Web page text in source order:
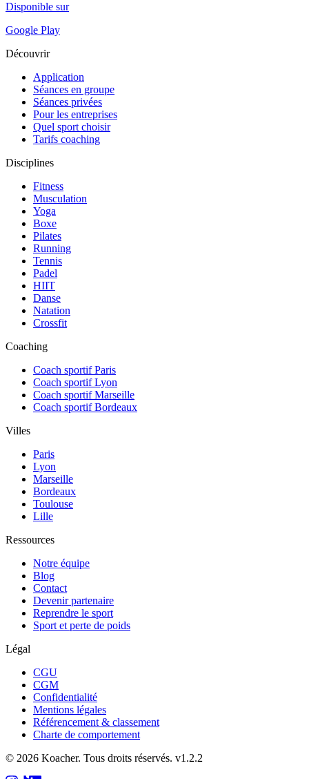
Disponible sur
Google Play
Découvrir
Application
Séances en groupe
Séances privées
Pour les entreprises
Quel sport choisir
Tarifs coaching
Disciplines
Fitness
Musculation
Yoga
Boxe
Pilates
Running
Tennis
Padel
HIIT
Danse
Natation
Crossfit
Coaching
Coach sportif Paris
Coach sportif Lyon
Coach sportif Marseille
Coach sportif Bordeaux
Villes
Paris
Lyon
Marseille
Bordeaux
Toulouse
Lille
Ressources
Notre équipe
Blog
Contact
Devenir partenaire
Reprendre le sport
Sport et perte de poids
Légal
CGU
CGM
Confidentialité
Mentions légales
Référencement & classement
Charte de comportement
© 2026 Koacher. Tous droits réservés. v1.2.2